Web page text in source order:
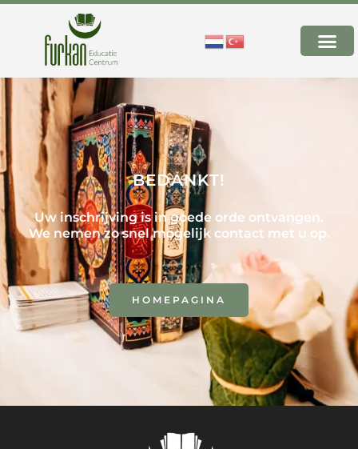
BEDANKT!
Uw inschrijving is in goede orde ontvangen.
We nemen zo snel mogelijk contact met u op.
HOMEPAGINA